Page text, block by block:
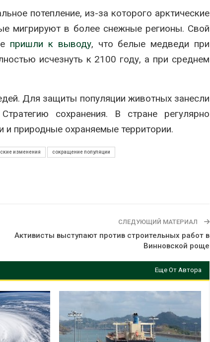
потепление, из-за которого арктические
мигрируют в более снежные регионы. Свой
пришли к выводу, что белые медведи при
исчезнуть к 2100 году, а при среднем
Для защиты популяции животных занесли
сохранения. В стране регулярно
и природные охраняемые территории.
изменения сокращение популяции
СЛЕДУЮЩИЙ МАТЕРИАЛ
Активисты выступают против строительных работ в
Винновской роще
Еще От Автора
вода с крыш
жару
ускорить
мусорных
и уборку
Авг 6, 2026
Приложение «Экопульс»
для контроля мусорных
сентябре
больше лесной
вредителей и рубок
Авг 6, 2026